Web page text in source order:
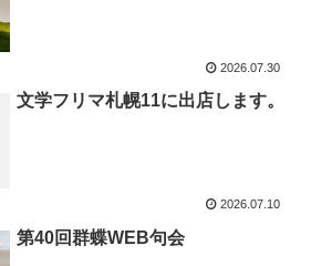
2026.07.30
文学フリマ札幌11に出店します。
2026.07.10
第40回群蝶WEB句会